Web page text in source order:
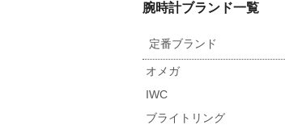
腕時計ブランド一覧
定番ブランド
オメガ
IWC
ブライトリング